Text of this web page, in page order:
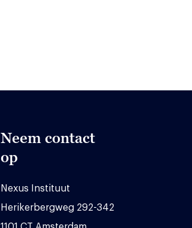
Neem contact
op
Nexus Instituut
Herikerbergweg 292-342